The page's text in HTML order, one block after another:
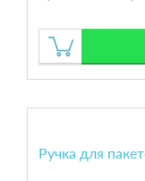
Ручка для